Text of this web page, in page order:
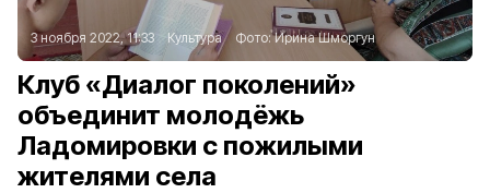
3 ноября 2022, 11:33 Культура Фото:Ирина Шморгун
Клуб «Диалог поколений»
объединит молодёжь
Ладомировки с пожилыми
жителями села